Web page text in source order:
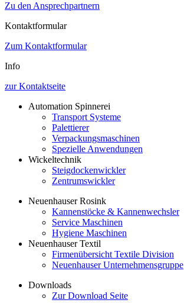
Zu den Ansprechpartnern
Kontaktformular
Zum Kontaktformular
Info
zur Kontaktseite
Automation Spinnerei
Transport Systeme
Palettierer
Verpackungsmaschinen
Spezielle Anwendungen
Wickeltechnik
Steigdockenwickler
Zentrumswickler
Neuenhauser Rosink
Kannenstöcke & Kannenwechsler
Service Maschinen
Hygiene Maschinen
Neuenhauser Textil
Firmenübersicht Textile Division
Neuenhauser Unternehmensgruppe
Downloads
Zur Download Seite